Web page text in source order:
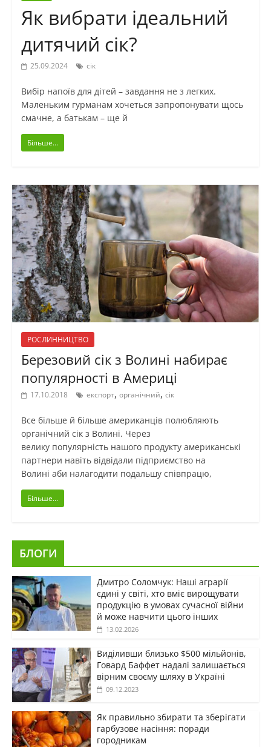
Як вибрати ідеальний
дитячий сік?
25.09.2024 сік
Вибір напоїв для дітей – завдання не з легких.
Маленьким гурманам хочеться запропонувати щось
смачне, а батькам – ще й
Більше...
РОСЛИННИЦТВО
Березовий сік з Волині набирає
популярності в Америці
17.10.2018 експорт, органічний, сік
Все більше й більше американців полюбляють
органічний сік з Волині. Через
велику популярність нашого продукту американські
партнери навіть відвідали підприємство на
Волині аби налагодити подальшу співпрацю,
Більше...
БЛОГИ
Дмитро Соломчук: Наші аграрії
єдині у світі, хто вміє вирощувати
продукцію в умовах сучасної війни
й може навчити цього інших
13.02.2026
Виділивши близько $500 мільйонів,
Говард Баффет надалі залишається
вірним своєму шляху в Україні
09.12.2023
Як правильно збирати та зберігати
гарбузове насіння: поради
городникам